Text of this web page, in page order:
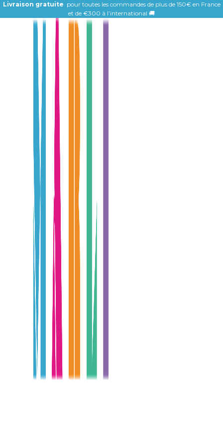
Livraison gratuite pour toutes les commandes de plus de 150€ en France
et de €300 à l’international 🚚